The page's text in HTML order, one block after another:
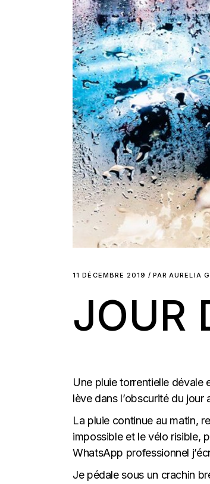
11 DÉCEMBRE 2019 PAR AURELIA
JOUR
Une pluie torrentielle dévale
lève dans l’obscurité du jour
La pluie continue au matin,
impossible et le vélo risible,
WhatsApp professionnel
Je pédale sous un crachin